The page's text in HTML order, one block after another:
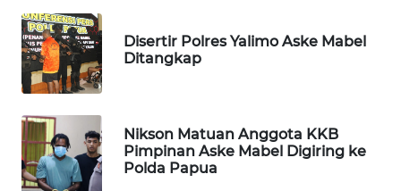
Disertir Polres Yalimo Aske Mabel
Ditangkap
Nikson Matuan Anggota KKB
Pimpinan Aske Mabel Digiring ke
Polda Papua
ID
MARTABAT
NET
PLN
WATCH